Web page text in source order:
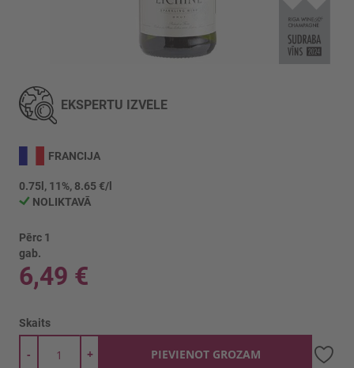
uz
galerijas
sākumu
EKSPERTU IZVĒLE
FRANCIJA
0.75l, 11%, 8.65 €/l
NOLIKTAVĀ
Pērc 1
gab.
6,49 €
Skaits
+
- PIEVIENOT GROZAM